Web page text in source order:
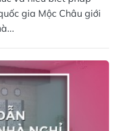
gia Mộc Châu giới